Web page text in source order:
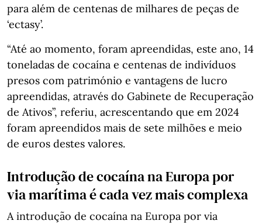
para além de centenas de milhares de peças de
‘ectasy’.
“Até ao momento, foram apreendidas, este ano, 14
toneladas de cocaína e centenas de indivíduos
presos com património e vantagens de lucro
apreendidas, através do Gabinete de Recuperação
de Ativos”, referiu, acrescentando que em 2024
foram apreendidos mais de sete milhões e meio
de euros destes valores.
Introdução de cocaína na Europa por
via marítima é cada vez mais complexa
A introdução de cocaína na Europa por via